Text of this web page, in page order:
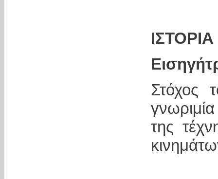
Στόχος
της